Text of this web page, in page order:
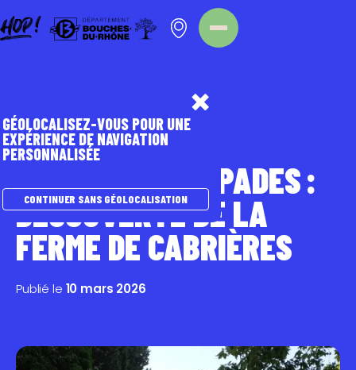
LES LAMBESC'APADES :
DÉCOUVERTE DE LA
FERME DE CABRIÈRES
Nos évènements
Publié le 10 mars 2026
GÉOLOCALISEZ-VOUS POUR UNE
EXPÉRIENCE DE NAVIGATION
PERSONNALISÉE
CONTINUER SANS GÉOLOCALISATION